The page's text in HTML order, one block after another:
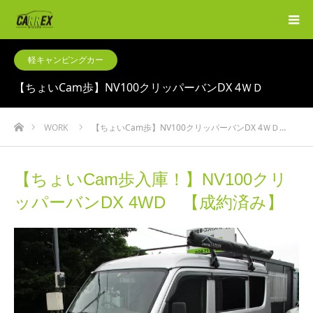
軽キャンピングカー
【ちょいCam歩】NV100クリッパーバンDX 4ＷＤ
ホームWORK 【ちょいCam歩】NV100クリッパーバンDX 4ＷＤ…
【ちょいCam歩入庫！】NV100クリ
ッパーバンDX 4WD 【成約済み】